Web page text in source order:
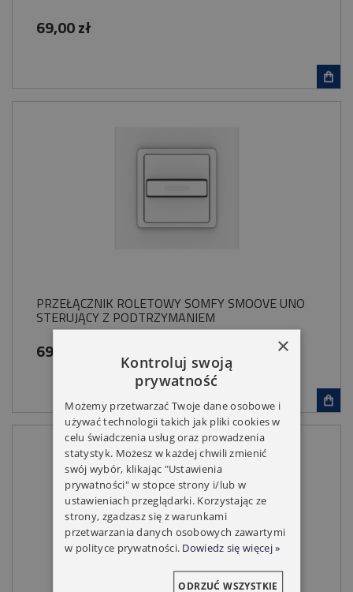
69,00 zł
PRZEŁĄCZNIK ROLETOWY SOMFY SMOOVE UNO
STERUJĄCY Z PODTRZYMANIEM
69,00 zł ×
Kontroluj swoją
prywatność
Możemy przetwarzać Twoje dane osobowe i
używać technologii takich jak pliki cookies w
celu świadczenia usług oraz prowadzenia
statystyk. Możesz w każdej chwili zmienić
swój wybór, klikając "Ustawienia
prywatności" w stopce strony i/lub w
ustawieniach przeglądarki. Korzystając ze
strony, zgadzasz się z warunkami
przetwarzania danych osobowych zawartymi
w polityce prywatności. Dowiedz się więcej »
ODRZUĆ WSZYSTKIE